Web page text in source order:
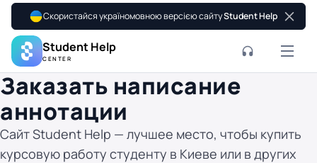
Скористайся україномовною версією сайтуStudent Help
Student Help
CENTER
Заказать написание
аннотации
Сайт Student Help — лучшее место, чтобы купить
курсовую работу студенту в Киеве или в других